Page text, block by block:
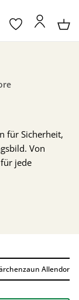
für Sicherheit,
Von
jede
Allendorf